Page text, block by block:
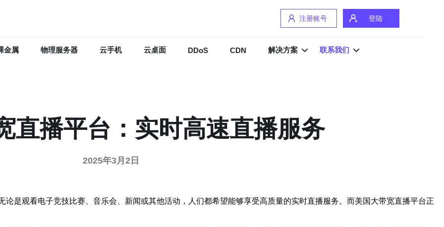
注册账号 登陆
金属 物理服务器 云手机 云桌面 DDoS CDN 解决方案 联系我们
直播平台：实时高速直播服务
2025年3月2日
是观看电子竞技比赛、音乐会、新闻或其他活动，人们都希望能够享受高质量的实时直播服务。而美国大带宽直播平台正